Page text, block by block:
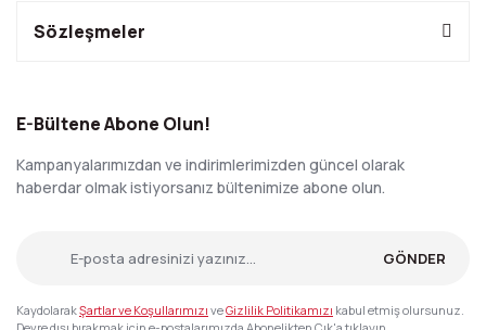
Sözleşmeler
E-Bültene Abone Olun!
Kampanyalarımızdan ve indirimlerimizden güncel olarak
haberdar olmak istiyorsanız bültenimize abone olun.
GÖNDER
KaydolarakŞartlar ve Koşullarımızı veGizlilik Politikamızı kabul etmiş olursunuz.